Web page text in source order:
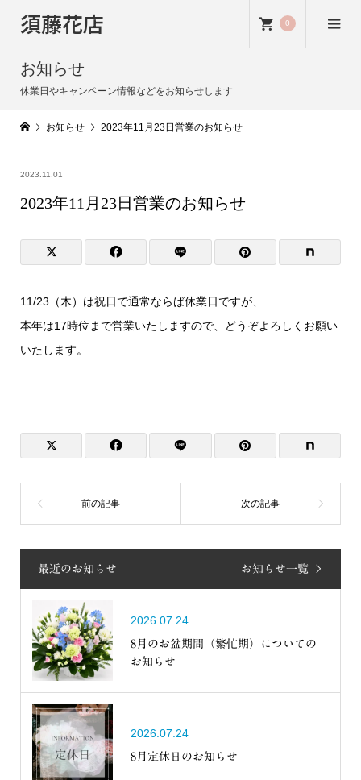
須藤花店 0
お知らせ
休業日やキャンペーン情報などをお知らせします
お知らせ 2023年11月23日営業のお知らせ
2023.11.01
2023年11月23日営業のお知らせ
11/23（木）は祝日で通常ならば休業日ですが、
本年は17時位まで営業いたしますので、どうぞよろしくお願い
いたします。
最近のお知らせ お知らせ一覧
2026.07.24
8月のお盆期間（繁忙期）についての
お知らせ
2026.07.24
8月定休日のお知らせ